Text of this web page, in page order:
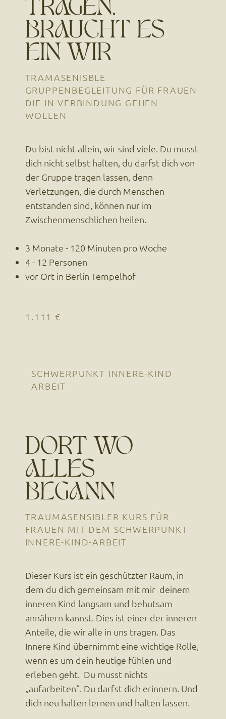
TRAGEN,
BRAUCHT ES
EIN WIR
TRAMASENISBLE
GRUPPENBEGLEITUNG FÜR FRAUEN
DIE IN VERBINDUNG GEHEN
WOLLEN
Du bist nicht allein, wir sind viele. Du musst
dich nicht selbst halten, du darfst dich von
der Gruppe tragen lassen, denn
Verletzungen, die durch Menschen
entstanden sind, können nur im
Zwischenmenschlichen heilen.
3 Monate - 120 Minuten pro Woche
4 - 12 Personen
vor Ort in Berlin Tempelhof
1.111 €
SCHWERPUNKT INNERE-KIND
ARBEIT
DORT WO
ALLES
BEGANN
TRAUMASENSIBLER KURS FÜR
FRAUEN MIT DEM SCHWERPUNKT
INNERE-KIND-ARBEIT
Dieser Kurs ist ein geschützter Raum, in
dem du dich gemeinsam mit mir deinem
inneren Kind langsam und behutsam
annähern kannst. Dies ist einer der inneren
Anteile, die wir alle in uns tragen. Das
Innere Kind übernimmt eine wichtige Rolle,
wenn es um dein heutige fühlen und
erleben geht. Du musst nichts
„aufarbeiten“. Du darfst dich erinnern. Und
dich neu halten lernen und halten lassen.